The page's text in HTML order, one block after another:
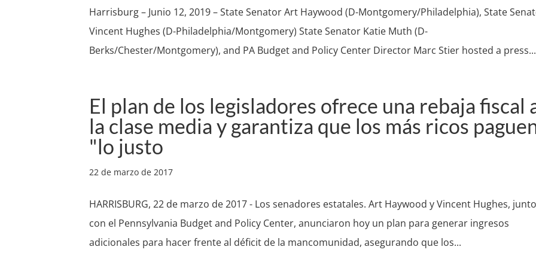
Harrisburg – Junio 12, 2019 – State Senator Art Haywood (D-Montgomery/Philadelphia), State
Vincent Hughes (D-Philadelphia/Montgomery) State Senator Katie Muth (D-
Berks/Chester/Montgomery), and PA Budget and Policy Center Director Marc Stier hosted a press...
El plan de los legisladores ofrece una rebaja fiscal
la clase media y garantiza que los más ricos
"lo justo
22 de marzo de 2017
HARRISBURG, 22 de marzo de 2017 - Los senadores estatales. Art Haywood y Vincent Hughes, junto
con el Pennsylvania Budget and Policy Center, anunciaron hoy un plan para generar ingresos
adicionales para hacer frente al déficit de la mancomunidad, asegurando que los...